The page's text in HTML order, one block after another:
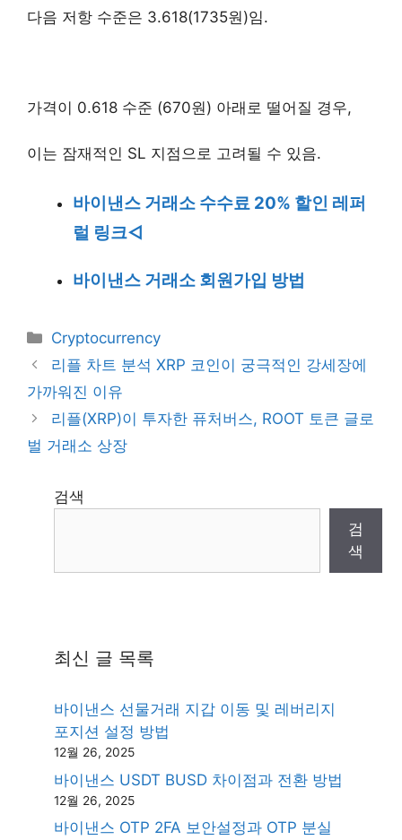
다음 저항 수준은 3.618(1735원)임.
가격이 0.618 수준 (670원) 아래로 떨어질 경우,
이는 잠재적인 SL 지점으로 고려될 수 있음.
바이낸스 거래소 수수료 20% 할인 레퍼
럴 링크◁
바이낸스 거래소 회원가입 방법
Categories
Cryptocurrency
리플 차트 분석 XRP 코인이 궁극적인 강세장에
가까워진 이유
리플(XRP)이 투자한 퓨처버스, ROOT 토큰 글로
벌 거래소 상장
검색
검
색
최신 글 목록
바이낸스 선물거래 지갑 이동 및 레버리지
포지션 설정 방법
12월 26, 2025
바이낸스 USDT BUSD 차이점과 전환 방법
12월 26, 2025
바이낸스 OTP 2FA 보안설정과 OTP 분실